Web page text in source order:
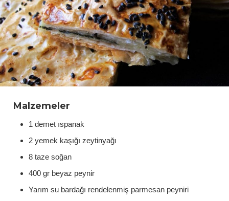
Malzemeler
1 demet ıspanak
2 yemek kaşığı zeytinyağı
8 taze soğan
400 gr beyaz peynir
Yarım su bardağı rendelenmiş parmesan peyniri